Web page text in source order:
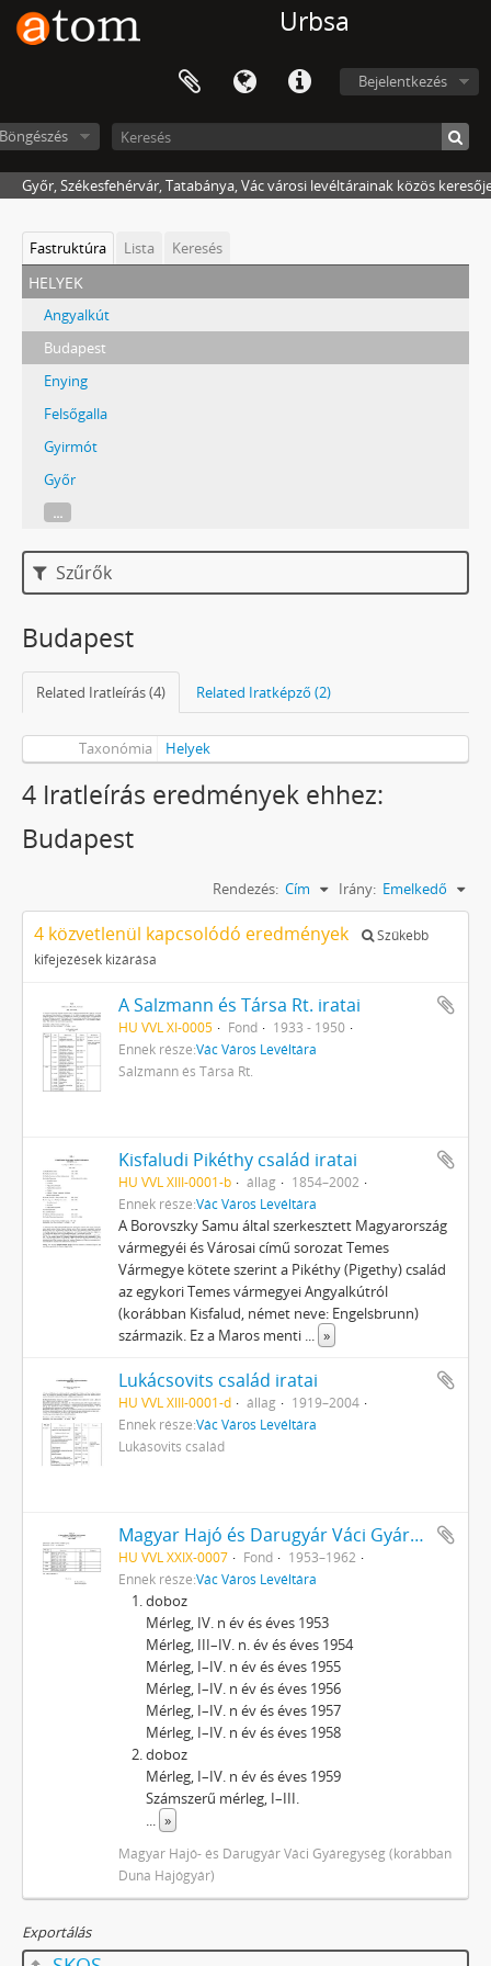
Urbsa
Bejelentkezés
Győr, Székesfehérvár, Tatabánya, Vác városi levéltárainak közös
Fastruktúra Lista Keresés
helyek
Angyalkút
Budapest
Enying
Felsőgalla
Gyirmót
Győr
...
Szűrők
Budapest
Related Iratleírás (4) Related Iratképző (2)
Taxonómia Helyek
4 Iratleírás eredmények ehhez:
Budapest
Rendezés: Cím Irány: Emelkedő
4 közvetlenül kapcsolódó eredmények
Szűkebb
kifejezések kizárása
A Salzmann és Társa Rt. iratai
HU VVL XI-0005 Fond
1933 - 1950
Ennek része:Vác Város Levéltára
Salzmann és Társa Rt.
Kisfaludi Pikéthy család iratai
HU VVL XIII-0001-b állag
1854–2002
Ennek része:Vác Város Levéltára
A Borovszky Samu által szerkesztett Magyarország
vármegyéi és Városai című sorozat Temes
Vármegye kötete szerint a Pikéthy (Pigethy) család
az egykori Temes vármegyei Angyalkútról
(korábban Kisfalud, német neve: Engelsbrunn)
származik. Ez a Maros menti ... »
Lukácsovits család iratai
HU VVL XIII-0001-d állag
1919–2004
Ennek része:Vác Város Levéltára
Lukásovits család
Magyar Hajó és Darugyár Váci Gyárának (1962-ig Dunai Hajógyár) iratai
HU VVL XXIX-0007 Fond
1953–1962
Ennek része:Vác Város Levéltára
doboz
Mérleg, IV. n év és éves 1953
Mérleg, III–IV. n. év és éves 1954
Mérleg, I–IV. n év és éves 1955
Mérleg, I–IV. n év és éves 1956
Mérleg, I–IV. n év és éves 1957
Mérleg, I–IV. n év és éves 1958
doboz
Mérleg, I–IV. n év és éves 1959
Számszerű mérleg, I–III.
... »
Magyar Hajó- és Darugyár Váci Gyáregység (korábban
Duna Hajógyár)
Exportálás